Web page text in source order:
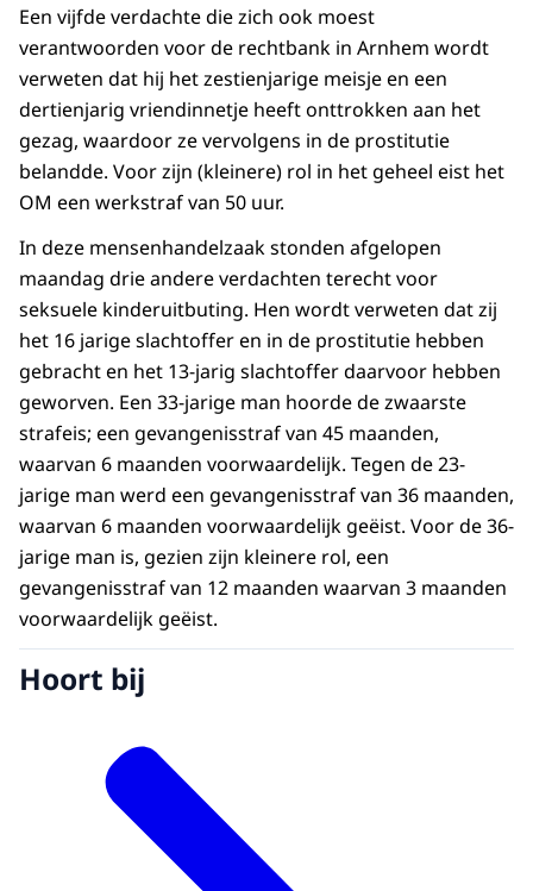
Een vijfde verdachte die zich ook moest
verantwoorden voor de rechtbank in Arnhem wordt
verweten dat hij het zestienjarige meisje en een
dertienjarig vriendinnetje heeft onttrokken aan het
gezag, waardoor ze vervolgens in de prostitutie
belandde. Voor zijn (kleinere) rol in het geheel eist het
OM een werkstraf van 50 uur.
In deze mensenhandelzaak stonden afgelopen
maandag drie andere verdachten terecht voor
seksuele kinderuitbuting. Hen wordt verweten dat zij
het 16 jarige slachtoffer en in de prostitutie hebben
gebracht en het 13-jarig slachtoffer daarvoor hebben
geworven. Een 33-jarige man hoorde de zwaarste
strafeis; een gevangenisstraf van 45 maanden,
waarvan 6 maanden voorwaardelijk. Tegen de 23-
jarige man werd een gevangenisstraf van 36 maanden,
waarvan 6 maanden voorwaardelijk geëist. Voor de 36-
jarige man is, gezien zijn kleinere rol, een
gevangenisstraf van 12 maanden waarvan 3 maanden
voorwaardelijk geëist.
Hoort bij